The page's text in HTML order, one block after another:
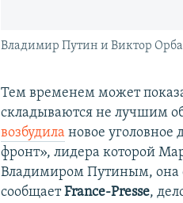
Владимир Путин и Виктор
Тем временем может
складываются не лучшим
возбудила новое
фронт», лидера которой
Владимиром Путиным, она
сообщаетFrance-Presse,